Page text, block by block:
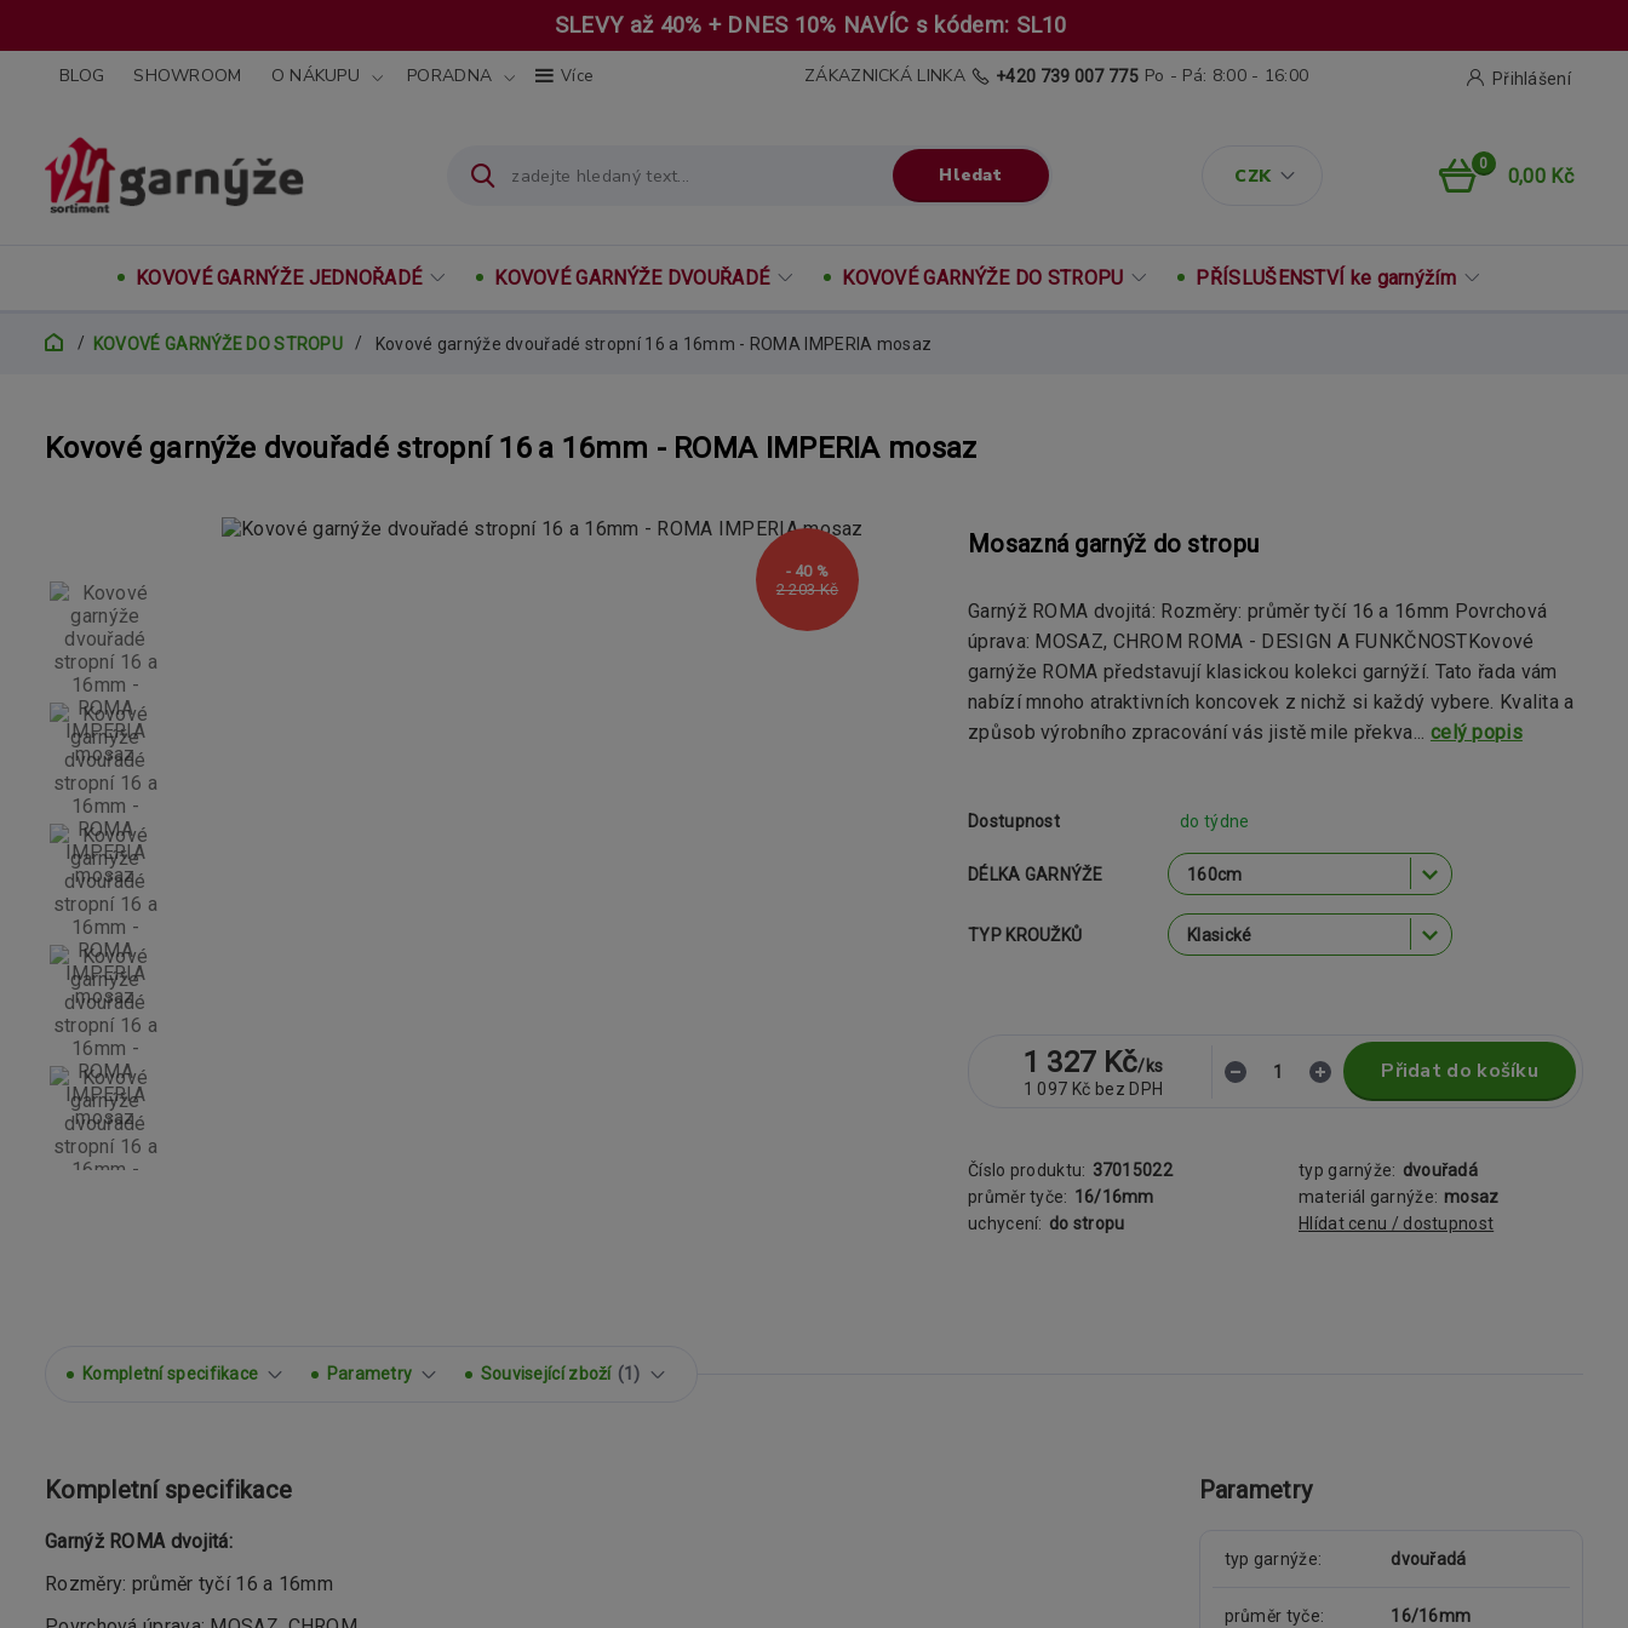
SLEVY až 40% + DNES 10% NAVÍC s kódem: SL10
BLOG SHOWROOM O NÁKUPU PORADNA Více
CZK
Přihlášení
Hledat
ZÁKAZNICKÁ LINKA +420 739 007 775 Po - Pá: 8:00 - 16:00
0
0,00 Kč
KOVOVÉ GARNÝŽE JEDNOŘADÉ KOVOVÉ GARNÝŽE DVOUŘADÉ KOVOVÉ GARNÝŽE DO STROPU PŘÍSLUŠENSTVÍ ke garnýžím
KOVOVÉ GARNÝŽE DO STROPU Kovové garnýže dvouřadé stropní 16 a 16mm - ROMA IMPERIA mosaz
Kovové garnýže dvouřadé stropní 16 a 16mm - ROMA IMPERIA mosaz
2 203 Kč
- 40 %
Mosazná garnýž do stropu
Garnýž ROMA dvojitá: Rozměry: průměr tyčí 16 a 16mm Povrchová
úprava: MOSAZ, CHROM ROMA - DESIGN A FUNKČNOSTKovové
garnýže ROMA představují klasickou kolekci garnýží. Tato řada vám
nabízí mnoho atraktivních koncovek z nichž si každý vybere. Kvalita a
způsob výrobního zpracování vás jistě mile překva... celý popis
Dostupnost do týdne
DÉLKA GARNÝŽE
TYP KROUŽKŮ
1 327 Kč/ks
1 097 Kč bez DPH
Přidat do košíku
Číslo produktu: 37015022 typ garnýže: dvouřadá
průměr tyče: 16/16mm materiál garnýže: mosaz
uchycení: do stropu Hlídat cenu / dostupnost
Kompletní specifikace Parametry Související zboží 1
Kompletní specifikace
Garnýž ROMA dvojitá:
Rozměry: průměr tyčí 16 a 16mm
Parametry
typ garnýže dvouřadá
průměr tyče 16/16mm